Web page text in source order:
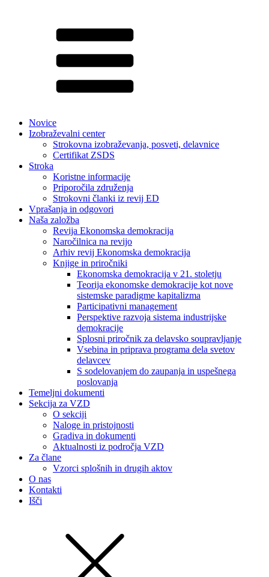
Novice
Izobraževalni center
Strokovna izobraževanja, posveti, delavnice
Certifikat ZSDS
Stroka
Koristne informacije
Priporočila združenja
Strokovni članki iz revij ED
Vprašanja in odgovori
Naša založba
Revija Ekonomska demokracija
Naročilnica na revijo
Arhiv revij Ekonomska demokracija
Knjige in priročniki
Ekonomska demokracija v 21. stoletju
Teorija ekonomske demokracije kot nove
sistemske paradigme kapitalizma
Participativni management
Perspektive razvoja sistema industrijske
demokracije
Splosni priročnik za delavsko soupravljanje
Vsebina in priprava programa dela svetov
delavcev
S sodelovanjem do zaupanja in uspešnega
poslovanja
Temeljni dokumenti
Sekcija za VZD
O sekciji
Naloge in pristojnosti
Gradiva in dokumenti
Aktualnosti iz področja VZD
Za člane
Vzorci splošnih in drugih aktov
O nas
Kontakti
Išči